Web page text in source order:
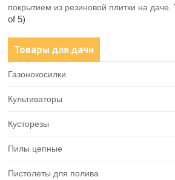
покрытием из резиновой плитки на даче.
of 5)
Товары для дачи
Газонокосилки
Культиваторы
Кусторезы
Пилы цепные
Пистолеты для полива